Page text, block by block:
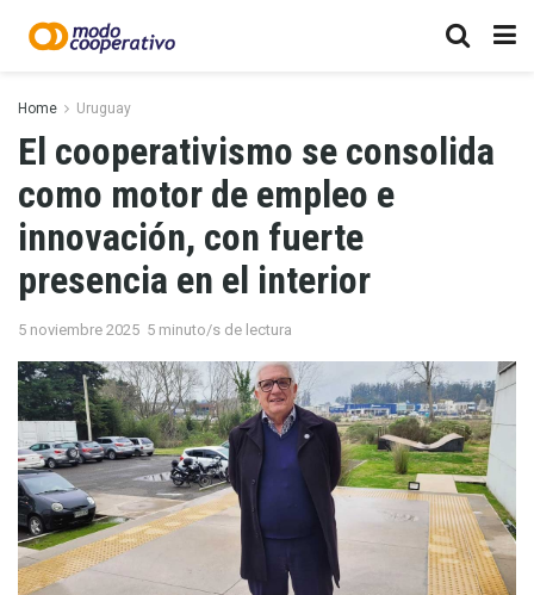
Home Uruguay
El cooperativismo se consolida
como motor de empleo e
innovación, con fuerte
presencia en el interior
5 noviembre 2025 5 minuto/s de lectura